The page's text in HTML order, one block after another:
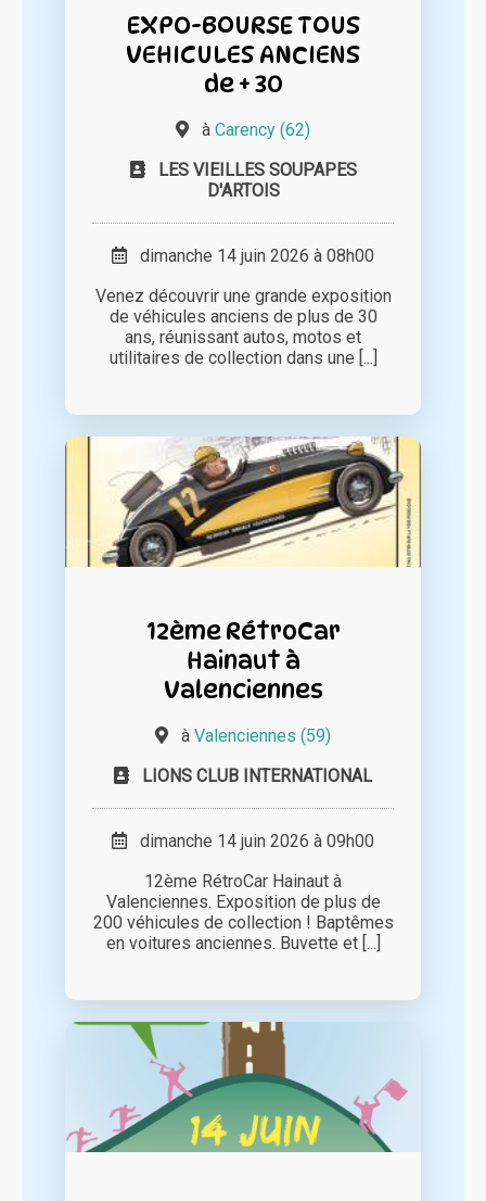
EXPO-BOURSE TOUS
VEHICULES ANCIENS
de + 30
à Carency (62)
LES VIEILLES SOUPAPES
D'ARTOIS
dimanche 14 juin 2026 à 08h00
Venez découvrir une grande exposition
de véhicules anciens de plus de 30
ans, réunissant autos, motos et
utilitaires de collection dans une [...]
12ème RétroCar
Hainaut à
Valenciennes
à Valenciennes (59)
LIONS CLUB INTERNATIONAL
dimanche 14 juin 2026 à 09h00
12ème RétroCar Hainaut à
Valenciennes. Exposition de plus de
200 véhicules de collection ! Baptêmes
en voitures anciennes. Buvette et [...]